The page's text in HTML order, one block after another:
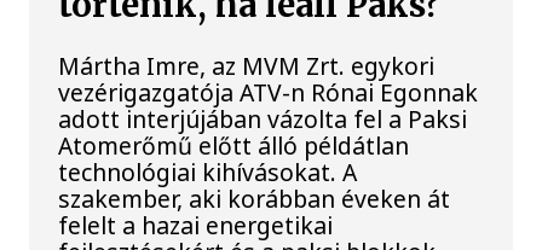
Mártha Imre, az MVM Zrt. egykori
vezérigazgatója ATV-n Rónai Egonnak
adott interjújában vázolta fel a Paksi
Atomerőmű előtt álló példátlan
technológiai kihívásokat. A
szakember, aki korábban éveken át
felelt a hazai energetikai